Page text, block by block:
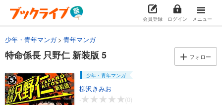
会員登録 ログイン メニュー
少年・青年マンガ 青年マンガ
特命係長 只野仁 新装版 5 フォロー
少年・青年マンガ
柳沢きみお
-
(0)